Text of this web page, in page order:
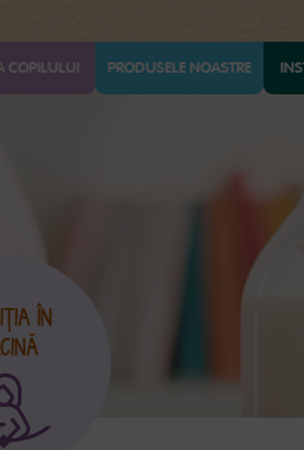
COPILULUI PRODUSELE NOASTRE
ÎN